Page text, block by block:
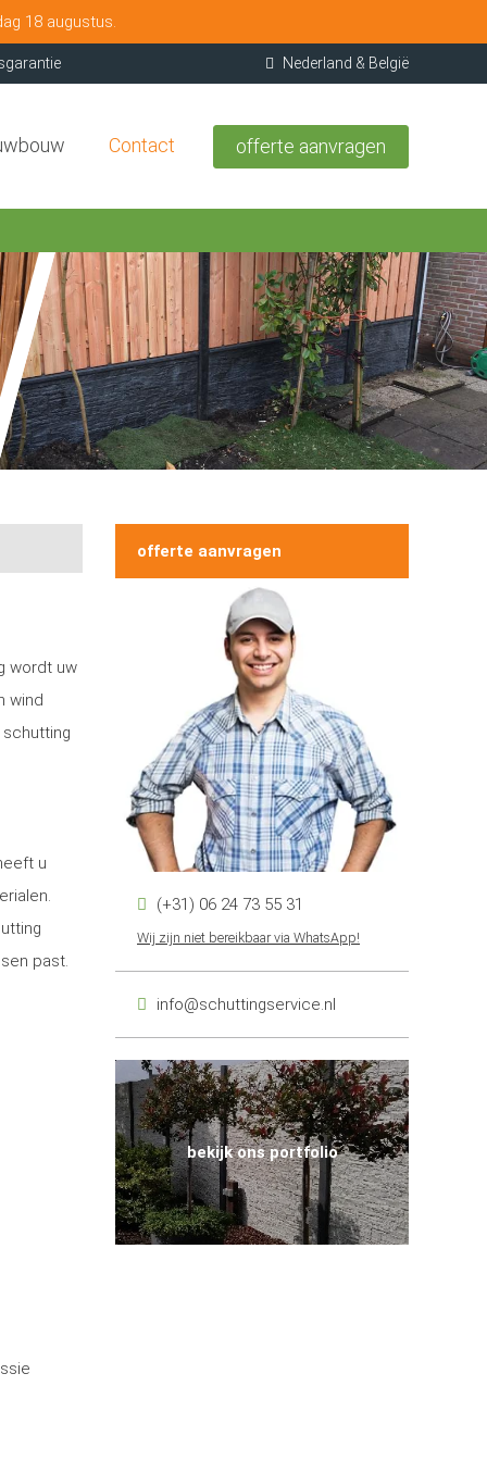
18 augustus.
Nederland & België
Contact offerte aanvragen
wordt uw
wind
u
past.
offerte aanvragen
(+31) 06 24 73 55 31
Wij zijn niet bereikbaar via WhatsApp!
info@schuttingservice.nl
bekijk ons portfolio